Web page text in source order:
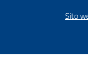
Sito